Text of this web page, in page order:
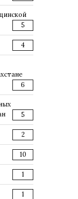
5
4
6
5
2
10
1
1